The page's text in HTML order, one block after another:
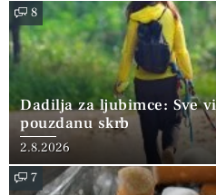
8
Dadilja za ljubimce: Sve
pouzdanu skrb
2.8.2026
7